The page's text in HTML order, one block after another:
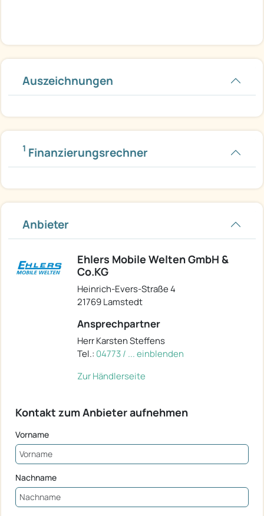
Auszeichnungen
1 Finanzierungsrechner
Anbieter
Ehlers Mobile Welten GmbH &
Co.KG
Heinrich-Evers-Straße 4
21769 Lamstedt
Ansprechpartner
Herr Karsten Steffens
Tel.: 04773 / ... einblenden
Zur Händlerseite
Kontakt zum Anbieter aufnehmen
Vorname
Nachname